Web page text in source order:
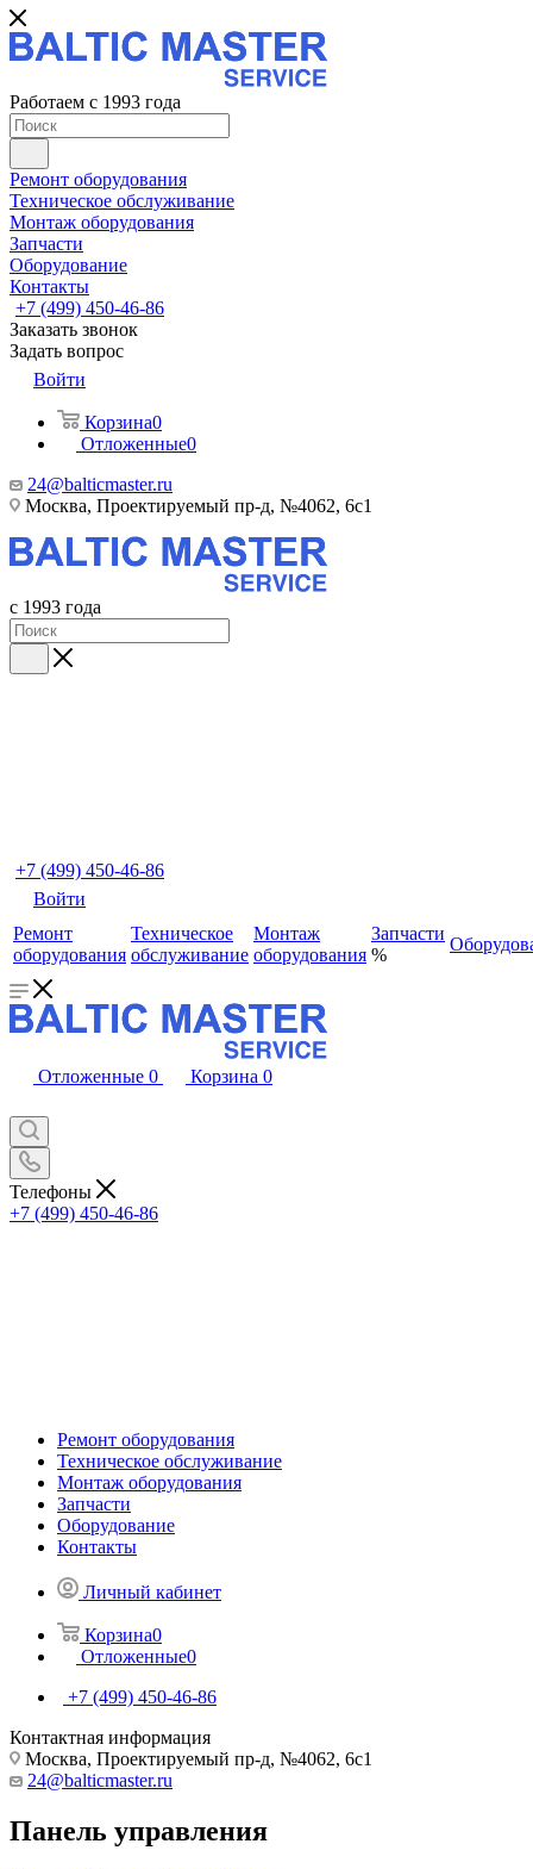
Работаем с 1993 года
Ремонт оборудования
Техническое обслуживание
Монтаж оборудования
Запчасти
Оборудование
Контакты
+7 (499) 450-46-86
Заказать звонок
Задать вопрос
Войти
Корзина0
Отложенные0
24@balticmaster.ru
Москва, Проектируемый пр-д, №4062, 6с1
с 1993 года
+7 (499) 450-46-86
Войти
Ремонт
оборудования
Техническое
обслуживание
Монтаж
оборудования
Запчасти
%
Отложенные 0 Корзина 0
Телефоны
+7 (499) 450-46-86
Ремонт оборудования
Техническое обслуживание
Монтаж оборудования
Запчасти
Оборудование
Контакты
Личный кабинет
Корзина0
Отложенные0
+7 (499) 450-46-86
Контактная информация
Москва, Проектируемый пр-д, №4062, 6с1
24@balticmaster.ru
Панель управления